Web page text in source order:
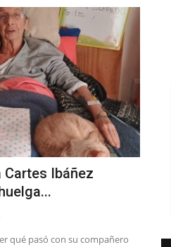
Ibáñez
qué pasó con su compañero